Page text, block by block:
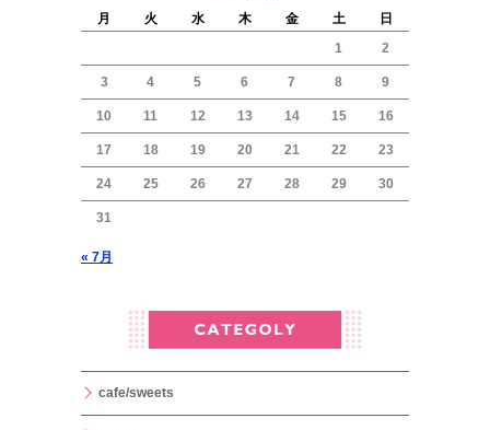
月
火 水 木 金 土
日
1
2
3 4 5 6 7 8 9
10 11 12 13 14 15 16
17 18 19 20 21 22 23
24 25 26 27 28 29 30
31
« 7月
cafe/sweets